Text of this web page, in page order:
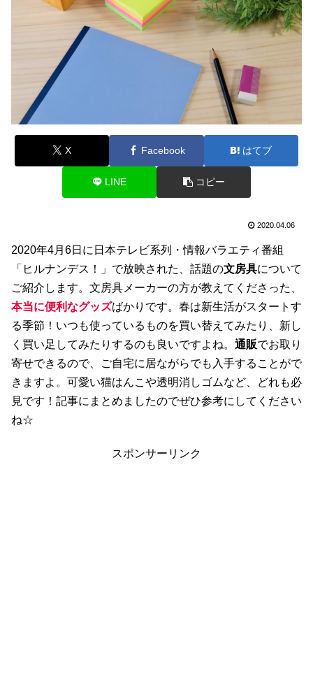
X Facebook はてブ
LINE コピー
2020.04.06
2020年4月6日に日本テレビ系列・情報バラエティ番組
「ヒルナンデス！」で放映された、話題の文房具について
ご紹介します。文房具メーカーの方が教えてくださった、
本当に便利なグッズばかりです。春は新生活がスタートす
る季節！いつも使っているものを買い替えてみたり、新し
く買い足してみたりするのも良いですよね。 通販でお取り
寄せできるので、ご自宅に居ながらでも入手することがで
きますよ。可愛い猫はんこや透明消しゴムなど、どれも必
見です！記事にまとめましたのでぜひ参考にしてください
ね☆
スポンサーリンク